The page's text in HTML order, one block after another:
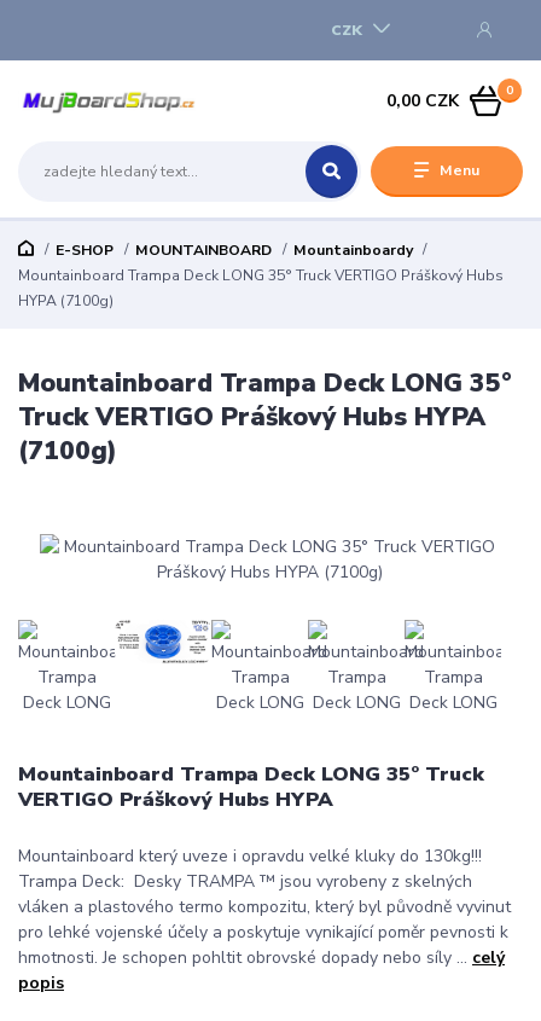
Menu
CZK
0
0,00 CZK
E-SHOP MOUNTAINBOARD
Mountainboardy
Mountainboard Trampa Deck LONG 35° Truck VERTIGO Práškový Hubs
HYPA (7100g)
Mountainboard Trampa Deck LONG 35°
Truck VERTIGO Práškový Hubs HYPA
(7100g)
Mountainboard Trampa Deck LONG 35° Truck
VERTIGO Práškový Hubs HYPA
Mountainboard který uveze i opravdu velké kluky do 130kg!!!
Trampa Deck: Desky TRAMPA ™ jsou vyrobeny z skelných
vláken a plastového termo kompozitu, který byl původně vyvinut
pro lehké vojenské účely a poskytuje vynikající poměr pevnosti k
hmotnosti. Je schopen pohltit obrovské dopady nebo síly ... celý
popis